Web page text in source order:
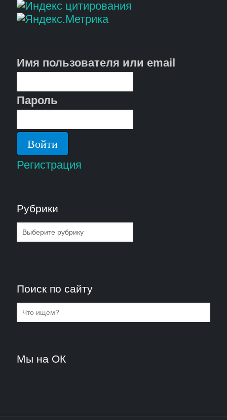
Имя пользователя или email
Пароль
Регистрация
Рубрики
Рубрики
Поиск по сайту
Мы на ОК